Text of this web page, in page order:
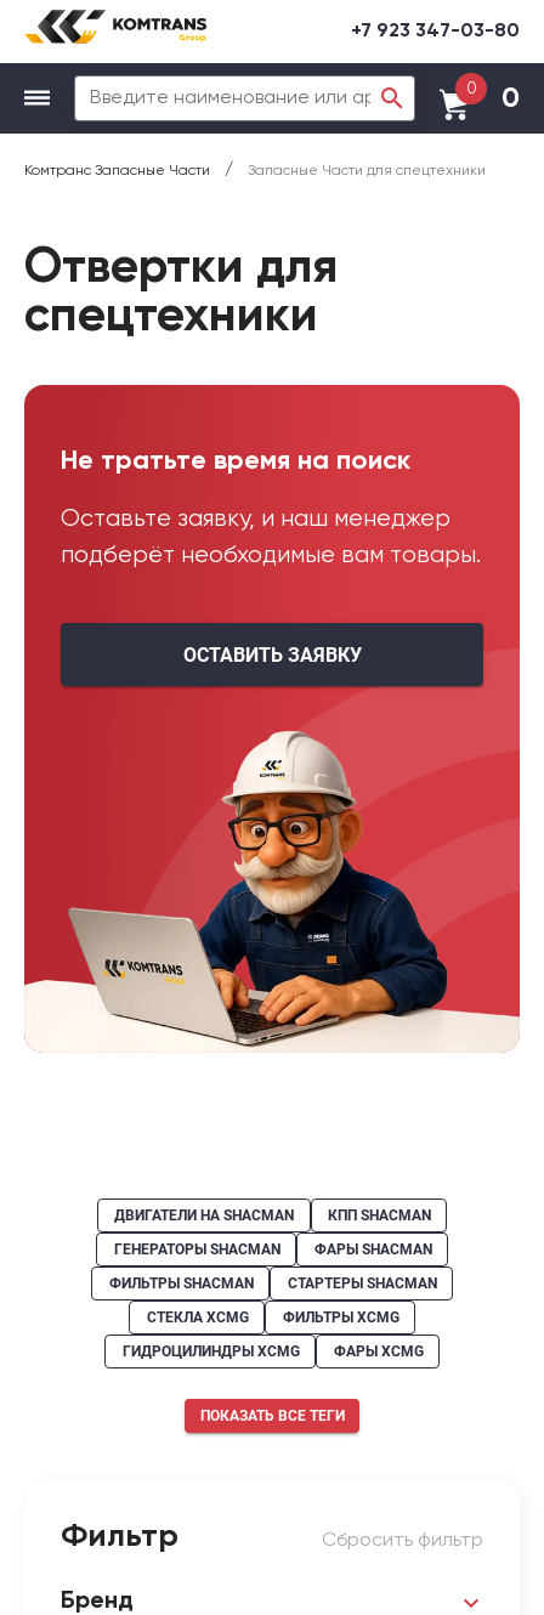
+7 923 347-03-80
0 0
Комтранс Запасные Части / Запасные Части для спецтехники
Отвертки для
спецтехники
Не тратьте время на поиск
Оставьте заявку, и наш менеджер
подберёт необходимые вам товары.
ОСТАВИТЬ ЗАЯВКУ
ДВИГАТЕЛИ НА SHACMAN
КПП SHACMAN
ГЕНЕРАТОРЫ SHACMAN
ФАРЫ SHACMAN
ФИЛЬТРЫ SHACMAN
СТАРТЕРЫ SHACMAN
СТЕКЛА XCMG
ФИЛЬТРЫ XCMG
ГИДРОЦИЛИНДРЫ XCMG
ФАРЫ XCMG
ПОКАЗАТЬ ВСЕ ТЕГИ
Фильтр Сбросить фильтр
Бренд